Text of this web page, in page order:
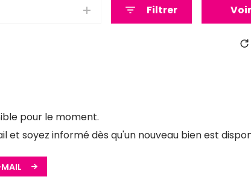
Filtrer
pour le moment.
soyez informé dès qu'un nouveau bien est
MAIL